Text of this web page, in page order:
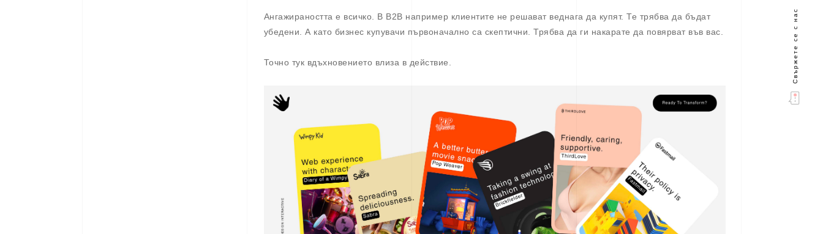
Свържете се с нас
Ангажираността е всичко. В B2B например клиентите не решават веднага да купят. Те трябва да бъдат
убедени. А като бизнес купувачи първоначално са скептични. Трябва да ги накарате да повярват във вас.
Точно тук вдъхновението влиза в действие.